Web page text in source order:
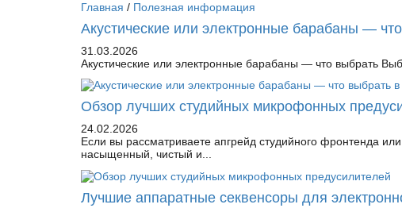
Главная / Полезная информация
Акустические или электронные барабаны —
31.03.2026
Акустические или электронные барабаны — что выбрать
Обзор лучших студийных микрофонных
24.02.2026
Если вы рассматриваете апгрейд студийного фронтенда
насыщенный, чистый и...
Лучшие аппаратные секвенсоры для